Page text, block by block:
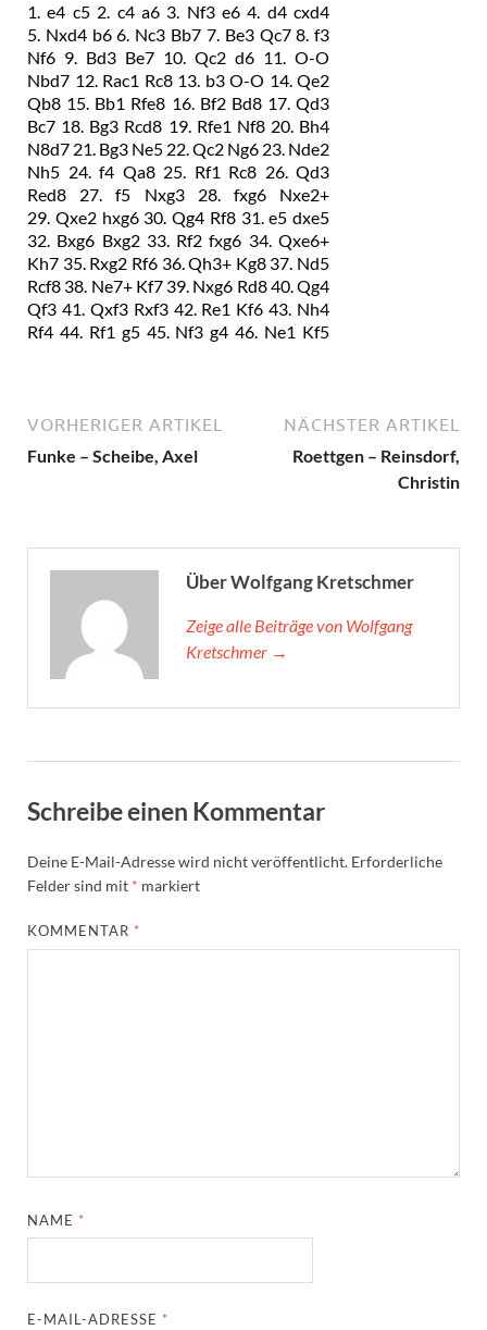
1.e4 c5 2. c4 a6 3. Nf3 e6 4. d4 cxd4
5. Nxd4 b6 6. Nc3 Bb7 7. Be3 Qc7 8.f3
Nf6 9. Bd3 Be7 10. Qc2 d6 11. O-O
Nbd7 12. Rac1 Rc8 13. b3 O-O 14. Qe2
Qb8 15. Bb1 Rfe8 16. Bf2 Bd8 17. Qd3
Bc7 18. Bg3 Rcd8 19. Rfe1 Nf8 20. Bh4
N8d7 21. Bg3 Ne5 22.Qc2 Ng6 23. Nde2
Nh5 24. f4 Qa8 25. Rf1 Rc8 26. Qd3
Red8
27.f5 Nxg3 28. fxg6
Nxe2+
29. Qxe2 hxg6 30. Qg4 Rf8 31.e5 dxe5
32. Bxg6 Bxg2 33. Rf2 fxg6 34.Qxe6+
Kh7 35. Rxg2 Rf6 36.Qh3+ Kg8 37. Nd5
Rcf8 38. Ne7+ Kf7 39. Nxg6 Rd840.Qg4
Qf3 41. Qxf3 Rxf3 42. Re1 Kf6 43. Nh4
Rf4 44. Rf1 g5 45. Nf3 g4 46. Ne1 Kf5
56.Nd5 Kf5 57.Kxh3 Ke4 Kg2 Kd3
59.
Kf1 Kd2 60. Nf6 Bd4
VORHERIGER ARTIKEL
Funke – Scheibe, Axel
NÄCHSTER ARTIKEL
Roettgen – Reinsdorf,
Christin
Über Wolfgang Kretschmer
Zeige alle Beiträge von Wolfgang
Kretschmer →
Schreibe einen Kommentar
Deine E-Mail-Adresse wird nicht veröffentlicht. Erforderliche
Felder sind mit * markiert
KOMMENTAR *
NAME *
E-MAIL-ADRESSE *